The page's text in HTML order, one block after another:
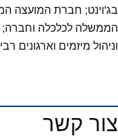
בג'וינט; חברת המועצה
הממשלה לכלכלה
וניהול מיזמים וארגונים
צור קשר